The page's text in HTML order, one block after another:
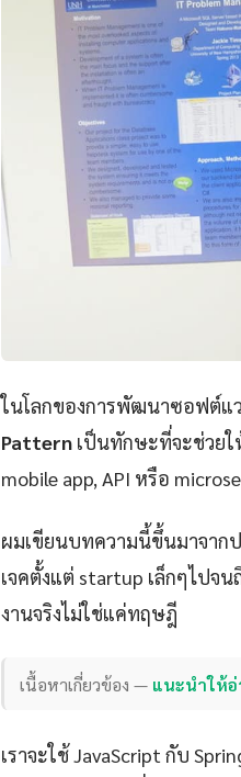
ในโลกของการพัฒนาซอฟต์แ
Pattern เป็นทักษะที่จะช่วย
mobile app, API หรือ
ผมเขียนบทความนี้ขึ้นมาจาก
เจคตั้งแต่ startup เล็กๆไปจ
งานจริงไม่ใช่แค่ทฤษฎี
เนื้อหาเกี่ยวข้อง — แนะนำให้อ่
เราจะใช้ JavaScript กับ